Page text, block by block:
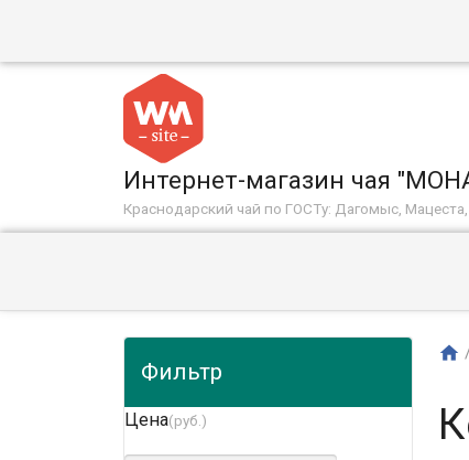
Интернет-магазин чая
Краснодарский чай по ГОСТу: Дагомыс, Мацеста,
Фильтр
Цена(руб.)
